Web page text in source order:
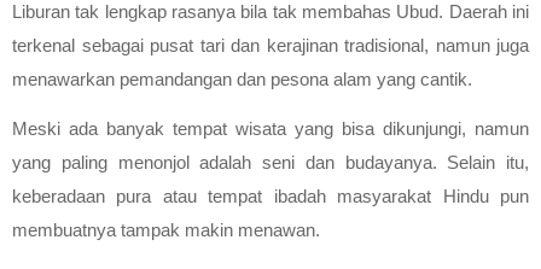
Liburan tak lengkap rasanya bila tak membahas Ubud. Daerah ini
terkenal sebagai pusat tari dan kerajinan tradisional, namun juga
menawarkan pemandangan dan pesona alam yang cantik.
Meski ada banyak tempat wisata yang bisa dikunjungi, namun
yang paling menonjol adalah seni dan budayanya. Selain itu,
keberadaan pura atau tempat ibadah masyarakat Hindu pun
membuatnya tampak makin menawan.